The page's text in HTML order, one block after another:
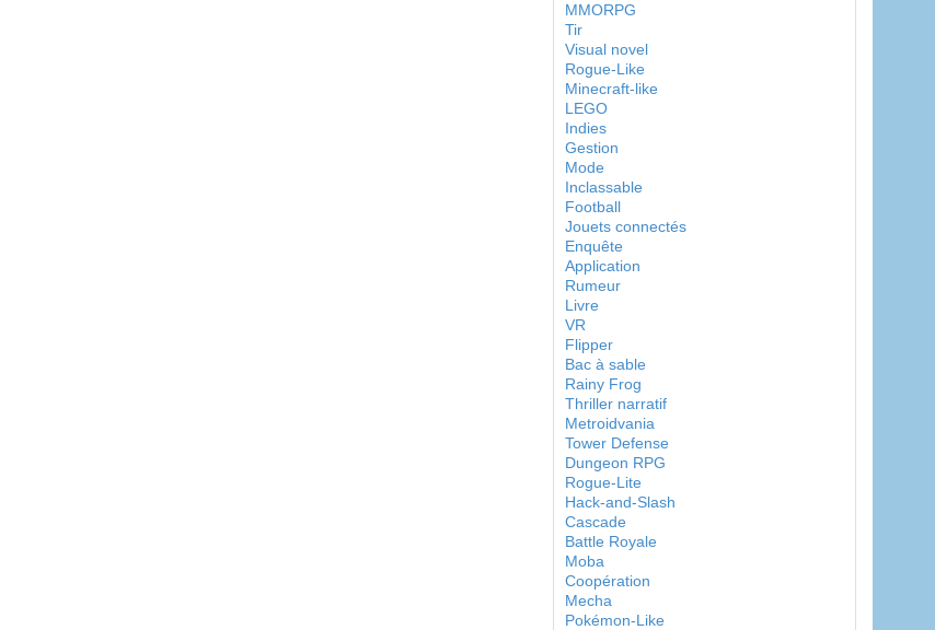
MMORPG
Tir
Visual novel
Rogue-Like
Minecraft-like
LEGO
Indies
Gestion
Mode
Inclassable
Football
Jouets connectés
Enquête
Application
Rumeur
Livre
VR
Flipper
Bac à sable
Rainy Frog
Thriller narratif
Metroidvania
Tower Defense
Dungeon RPG
Rogue-Lite
Hack-and-Slash
Cascade
Battle Royale
Moba
Coopération
Mecha
Pokémon-Like